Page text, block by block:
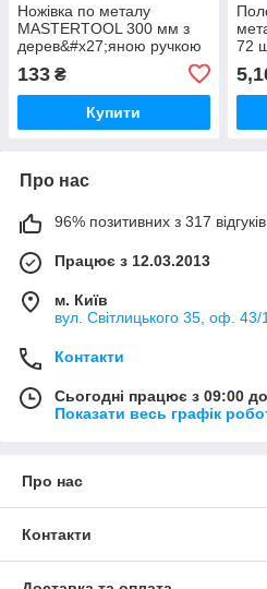
Ножівка по металу
MASTERTOOL 300 мм з
дерев&#x27;яною ручкою
133 ₴
Купити
72
Про нас
96% позитивних з 317 відгуків
Працює з 12.03.2013
м. Київ
вул. Світлицького 35, оф. 43/
Контакти
Сьогодні працює з 09:00
Показати весь графік
Про нас
Контакти